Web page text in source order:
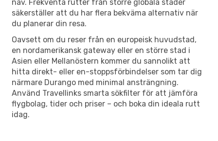
nav. Frekventa rutter från större globala städer
säkerställer att du har flera bekväma alternativ när
du planerar din resa.
Oavsett om du reser från en europeisk huvudstad,
en nordamerikansk gateway eller en större stad i
Asien eller Mellanöstern kommer du sannolikt att
hitta direkt- eller en-stoppsförbindelser som tar dig
närmare Durango med minimal ansträngning.
Använd Travellinks smarta sökfilter för att jämföra
flygbolag, tider och priser – och boka din ideala rutt
idag.